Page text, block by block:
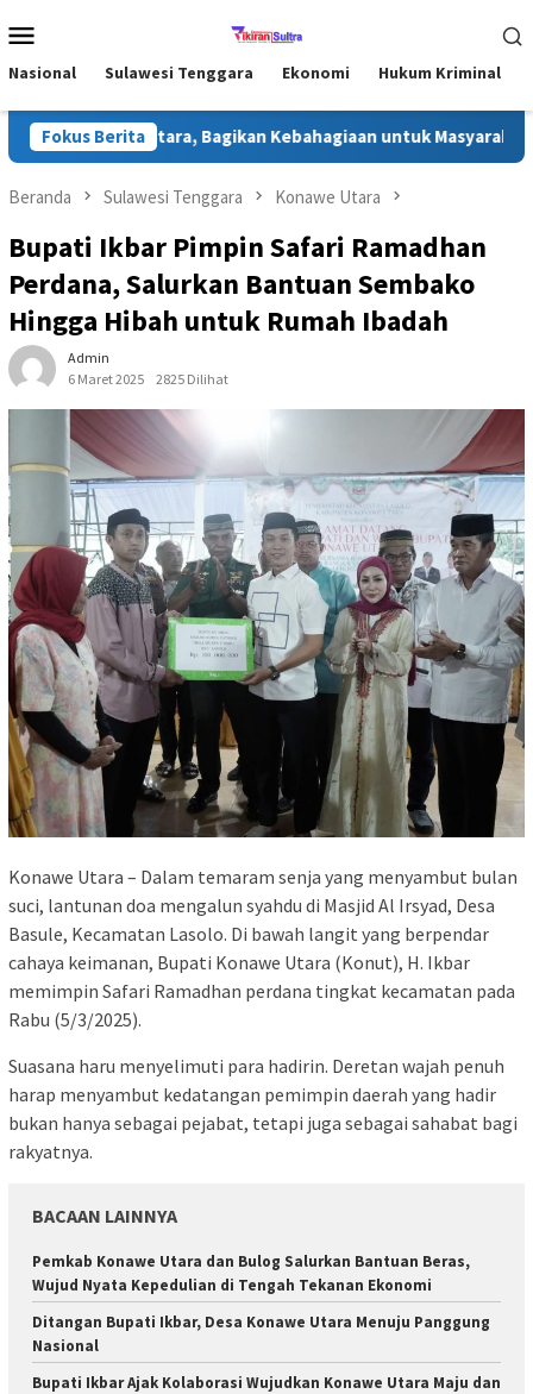
ke
Mobile
Nasional Sulawesi Tenggara Ekonomi Hukum Kriminal
Fokus Berita
Utara, Bagikan Kebahagiaan untuk Masyarakat
Beranda Sulawesi Tenggara Konawe Utara
Bupati Ikbar Pimpin Safari Ramadhan
Perdana, Salurkan Bantuan Sembako
Hingga Hibah untuk Rumah Ibadah
Admin
6 Maret 2025
2825 Dilihat
Konawe Utara – Dalam temaram senja yang menyambut bulan
suci, lantunan doa mengalun syahdu di Masjid Al Irsyad, Desa
Basule, Kecamatan Lasolo. Di bawah langit yang berpendar
cahaya keimanan, Bupati Konawe Utara (Konut), H. Ikbar
memimpin Safari Ramadhan perdana tingkat kecamatan pada
Rabu (5/3/2025).
Suasana haru menyelimuti para hadirin. Deretan wajah penuh
harap menyambut kedatangan pemimpin daerah yang hadir
bukan hanya sebagai pejabat, tetapi juga sebagai sahabat bagi
rakyatnya.
BACAAN LAINNYA
Pemkab Konawe Utara dan Bulog Salurkan Bantuan Beras,
Wujud Nyata Kepedulian di Tengah Tekanan Ekonomi
Ditangan Bupati Ikbar, Desa Konawe Utara Menuju Panggung
Nasional
Bupati Ikbar Ajak Kolaborasi Wujudkan Konawe Utara Maju dan